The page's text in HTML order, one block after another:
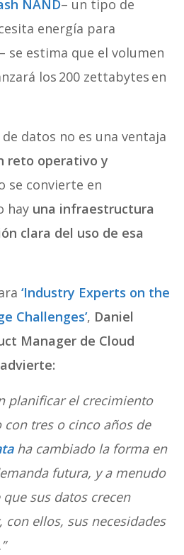
NAND– un tipo de
energía para
se estima que el volumen
los 200 zettabytes en
datos no es una ventaja
reto operativo y
se convierte en
hay una infraestructura
clara del uso de esa
‘Industry Experts on the
Challenges’, Daniel
Manager de Cloud
planificar el crecimiento
tres o cinco años de
ha cambiado la forma en
futura, y a menudo
sus datos crecen
con ellos, sus necesidades